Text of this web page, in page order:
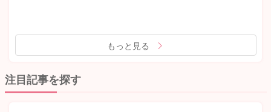
もっと見る
注目記事を探す